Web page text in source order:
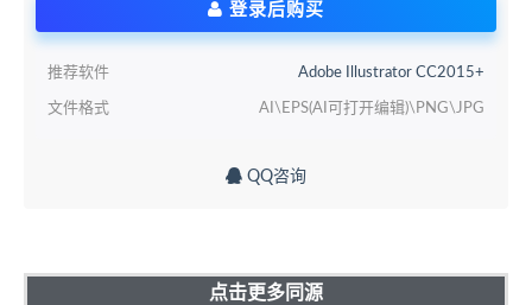
登录后购买
推荐软件 Adobe Illustrator CC2015+
文件格式 AI\EPS(AI可打开编辑)\PNG\JPG
QQ咨询
点击更多同源